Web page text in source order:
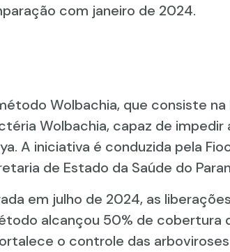
com janeiro de 2024.
Wolbachia, que consiste
Wolbachia, capaz de impedir
A iniciativa é conduzida pela
de Estado da Saúde do
em julho de 2024, as
alcançou 50% de cobertura
o controle das